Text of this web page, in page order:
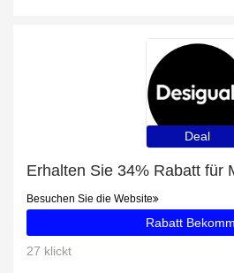
Deal
Besuchen Sie die Website
Rabatt
27 klickt